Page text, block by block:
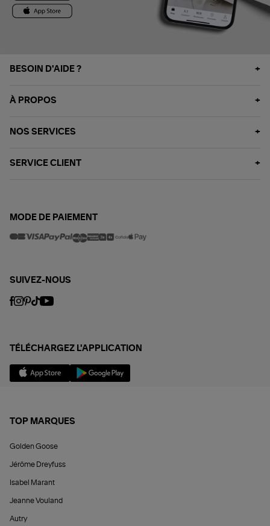
BESOIN D'AIDE ?
À PROPOS
NOS SERVICES
SERVICE CLIENT
MODE DE PAIEMENT
SUIVEZ-NOUS
TÉLÉCHARGEZ L'APPLICATION
TOP MARQUES
Golden Goose
Jérôme Dreyfuss
Isabel Marant
Jeanne Vouland
Autry